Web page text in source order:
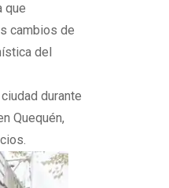
que
cambios de
del
durante
Quequén,